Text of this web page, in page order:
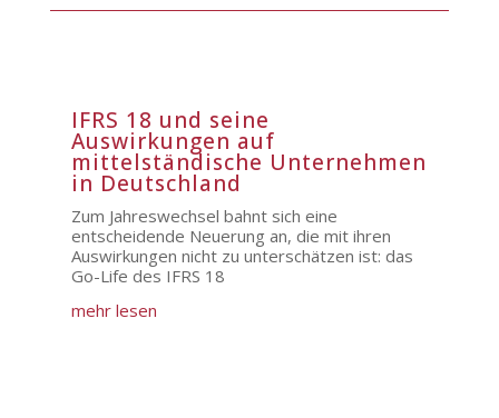
IFRS 18 und seine
Auswirkungen auf
mittelständische Unternehmen
in Deutschland
Zum Jahreswechsel bahnt sich eine
entscheidende Neuerung an, die mit ihren
Auswirkungen nicht zu unterschätzen ist: das
Go-Life des IFRS 18
mehr lesen